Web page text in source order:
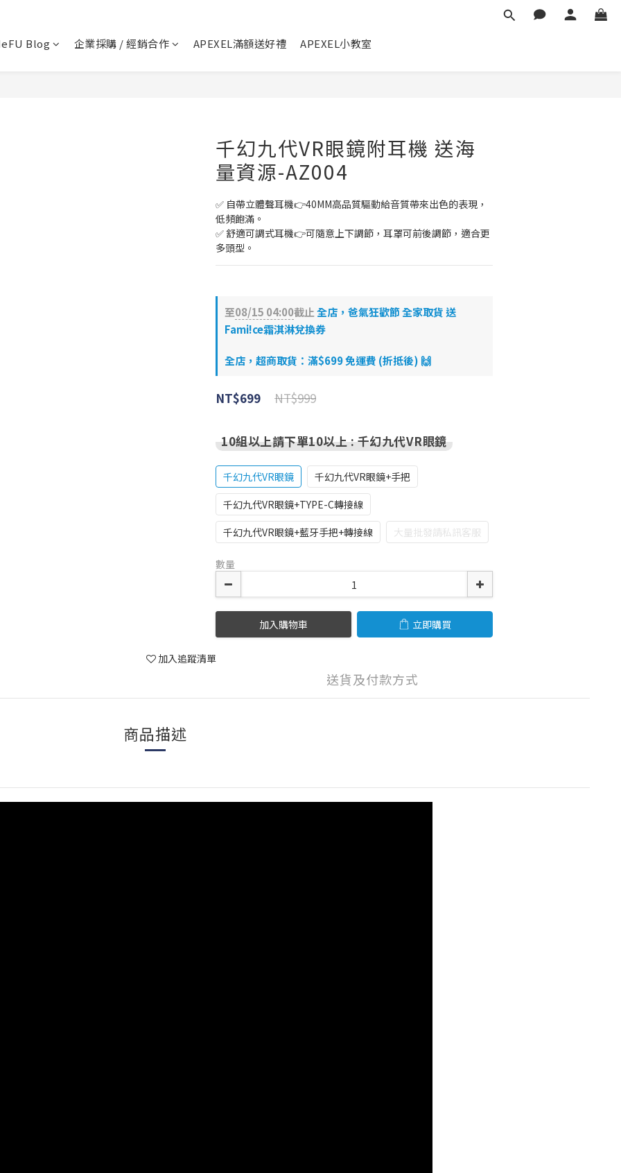
Blog 企業採購 / 經銷合作 APEXEL滿額送好禮 APEXEL小教室
千幻九代VR眼鏡附耳機 送海
量資源-AZ004
✅ 自帶立體聲耳機👉40MM高品質驅動給音質帶來出色的表現，
低頻飽滿。
✅ 舒適可調式耳機👉可隨意上下調節，耳罩可前後調節，適合更
多頭型。
至08/15 04:00截止全店，爸氣狂歡節 全家取貨 送
Fami!ce霜淇淋兌換券
全店，超商取貨：滿$699 免運費 (折抵後) 🙌
NT$999
NT$699
10組以上請下單10以上: 千幻九代VR眼鏡
千幻九代VR眼鏡
千幻九代VR眼鏡+手把
千幻九代VR眼鏡+TYPE-C轉接線
千幻九代VR眼鏡+藍牙手把+轉接線
大量批發請私訊客服
數量
加入購物車 立即購買
加入追蹤清單
送貨及付款方式
商品描述
🛡️ APEXEL/MEFU品牌保固一年!
立即逛逛